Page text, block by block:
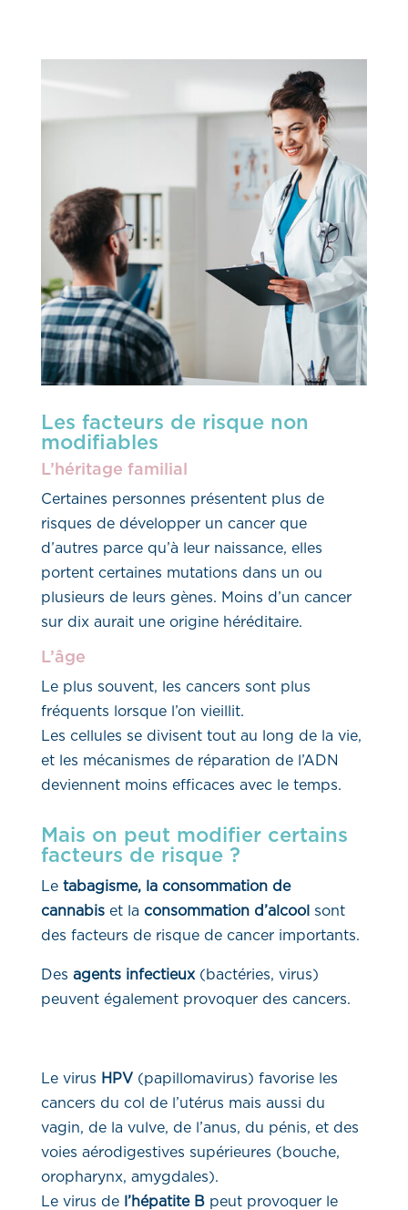
Les facteurs de risque non
modifiables
L’héritage familial
Certaines personnes présentent plus de
risques de développer un cancer que
d’autres parce qu’à leur naissance, elles
portent certaines mutations dans un ou
plusieurs de leurs gènes. Moins d’un cancer
sur dix aurait une origine héréditaire.
L’âge
Le plus souvent, les cancers sont plus
fréquents lorsque l’on vieillit.
Les cellules se divisent tout au long de la vie,
et les mécanismes de réparation de l’ADN
deviennent moins efficaces avec le temps.
Mais on peut modifier certains
facteurs de risque ?
Le tabagisme, la consommation de
cannabis et la consommation d’alcool sont
des facteurs de risque de cancer importants.
Des agents infectieux(bactéries, virus)
peuvent également provoquer des cancers.
Le virus HPV (papillomavirus) favorise les
cancers du col de l’utérus mais aussi du
vagin, de la vulve, de l’anus, du pénis, et des
voies aérodigestives supérieures (bouche,
oropharynx, amygdales).
Le virus de l’hépatite B peut provoquer le